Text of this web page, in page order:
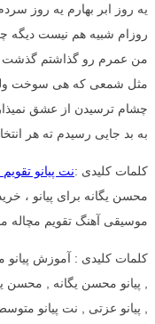
یه روز ابر بهارم یه روز
روزام شبیه هم نیست دیگه
من عمرم رو گذاشتم گذشت
مثل شمعی که هی سوخت
چشام ترسیدن از عشق
به بد جایی رسیدم ته هر
کلمات کلیدی :نت پیانو
محسن یگانه برای پیانو ،
موسیقی آهنگ تقویم مچاله
کلمات کلیدی : آموزش
, پیانو محسن یگانه , محسن